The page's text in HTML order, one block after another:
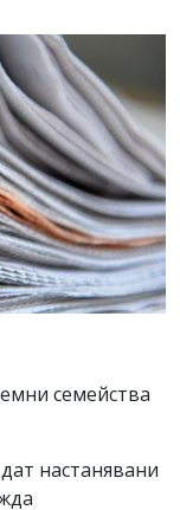
семейства
настанявани